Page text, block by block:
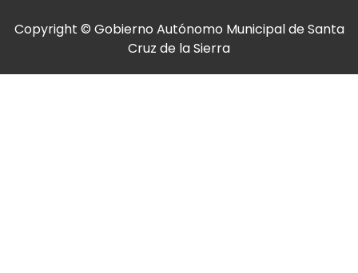
Copyright © Gobierno Autónomo Municipal de Santa
Cruz de la Sierra